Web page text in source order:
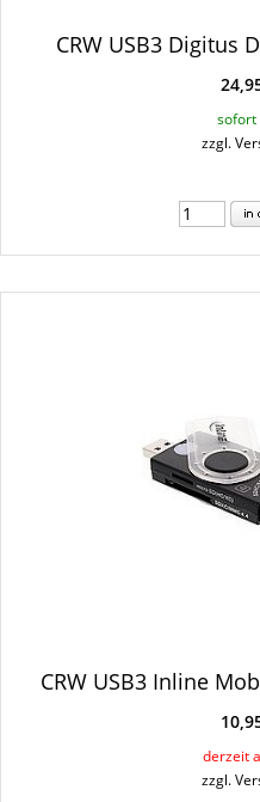
CRW USB3 Digitus
zzgl.
CRW USB3 Inline
derzeit
zzgl.